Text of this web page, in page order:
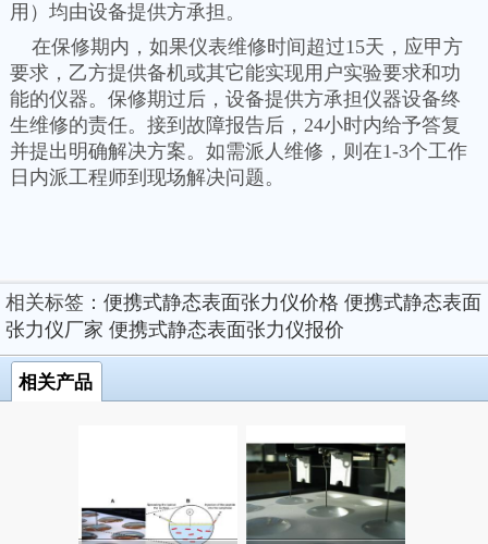
用）均由设备提供方承担。
在保修期内，如果仪表维修时间超过15天，应甲方
要求，乙方提供备机或其它能实现用户实验要求和功
能的仪器。保修期过后，设备提供方承担仪器设备终
生维修的责任。接到故障报告后，24小时内给予答复
并提出明确解决方案。如需派人维修，则在1-3个工作
日内派工程师到现场解决问题。
相关标签： 便携式静态表面张力仪价格 便携式静态表面
张力仪厂家 便携式静态表面张力仪报价
相关产品